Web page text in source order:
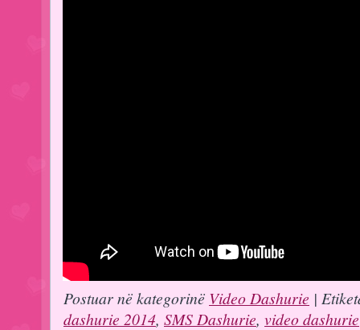
Postuar në kategorinë Video Dashurie |
dashurie 2014, SMS Dashurie, video dashurie